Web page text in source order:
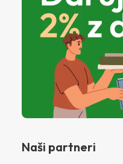
Naši partneri